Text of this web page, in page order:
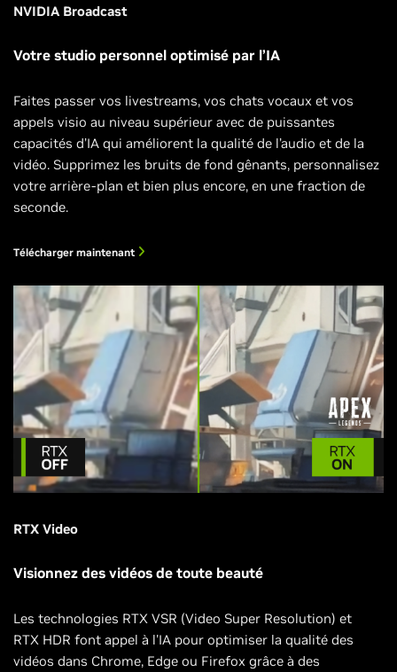
NVIDIA Broadcast
Votre studio personnel optimisé par l’IA
Faites passer vos livestreams, vos chats vocaux et vos
appels visio au niveau supérieur avec de puissantes
capacités d’IA qui améliorent la qualité de l’audio et de la
vidéo. Supprimez les bruits de fond gênants, personnalisez
votre arrière-plan et bien plus encore, en une fraction de
seconde.
Télécharger maintenant
RTX Video
Visionnez des vidéos de toute beauté
Les technologies RTX VSR (Video Super Resolution) et
RTX HDR font appel à l'IA pour optimiser la qualité des
vidéos dans Chrome, Edge ou Firefox grâce à des